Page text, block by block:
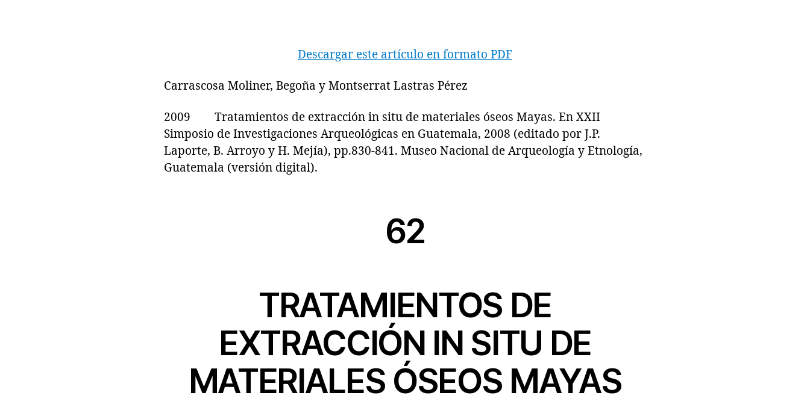
Descargar este artículo en formato PDF
Carrascosa Moliner, Begoña y Montserrat Lastras Pérez
2009 Tratamientos de extracción in situ de materiales óseos Mayas. En XXII
Simposio de Investigaciones Arqueológicas en Guatemala, 2008 (editado por J.P.
Laporte, B. Arroyo y H. Mejía), pp.830-841. Museo Nacional de Arqueología y Etnología,
Guatemala (versión digital).
62
TRATAMIENTOS DE
EXTRACCIÓN IN SITU DE
MATERIALES ÓSEOS MAYAS